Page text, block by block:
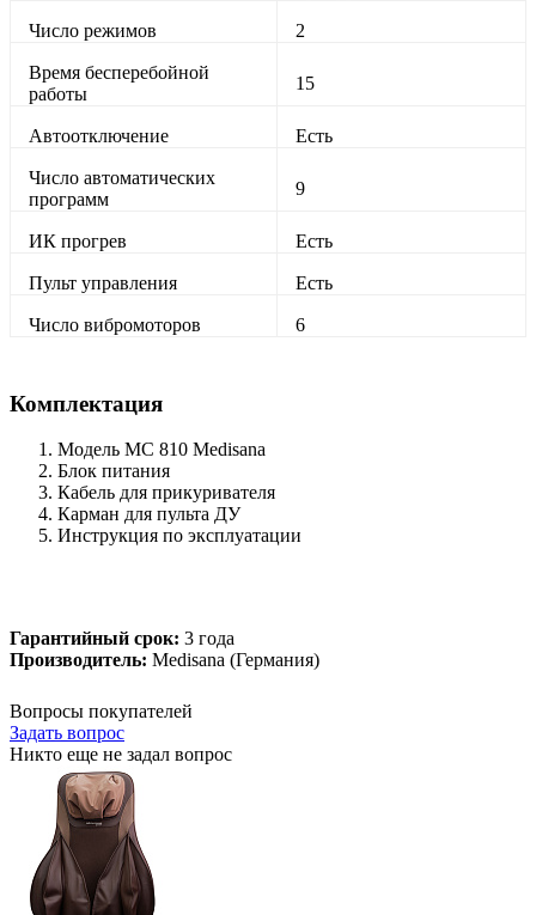
Число режимов 2
Время бесперебойной
работы
15
Автоотключение Есть
Число автоматических
программ
9
ИК прогрев Есть
Пульт управления Есть
Число вибромоторов 6
Комплектация
Модель MC 810 Medisana
Блок питания
Кабель для прикуривателя
Карман для пульта ДУ
Инструкция по эксплуатации
Гарантийный срок: 3 года
Производитель: Medisana (Германия)
Вопросы покупателей
Задать вопрос
Никто еще не задал вопрос